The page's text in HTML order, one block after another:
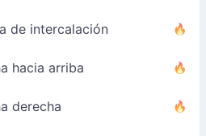
de intercalación
hacia arriba
derecha